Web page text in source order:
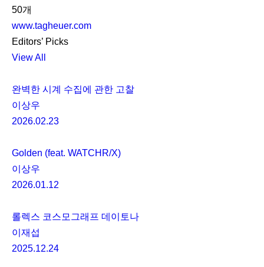
50개
www.tagheuer.com
Editors’ Picks
View All
완벽한 시계 수집에 관한 고찰
이상우
2026.02.23
Golden (feat. WATCHR/X)
이상우
2026.01.12
롤렉스 코스모그래프 데이토나
이재섭
2025.12.24